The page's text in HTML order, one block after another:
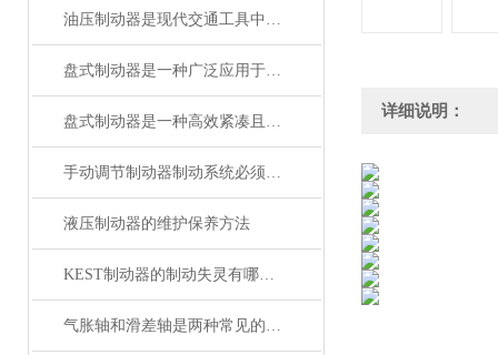
油压制动器是现代交通工具中常见的制动系统
盘式制动器是一种广泛应用于各类车辆和机械设备的制动系统
盘式制动器是一种高效紧凑且散热性能好的制动系统
手动调节制动器制动系统必须具备的功能
液压制动器的维护保养方法
KEST制动器的制动失灵有哪几种原因？
气胀轴和滑差轴是两种常见的机械传动轴
详细说明：